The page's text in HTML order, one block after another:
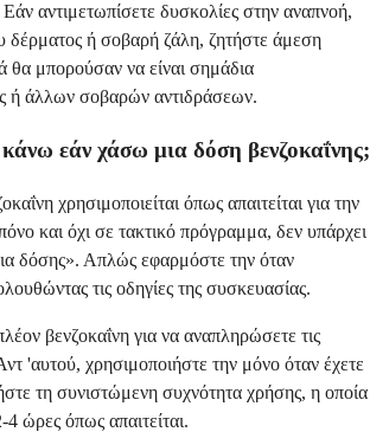
αντιμετωπίσετε δυσκολίες στην αναπνοή,
δέρματος ή σοβαρή ζάλη, ζητήστε άμεση
θα μπορούσαν να είναι σημάδια
ή άλλων σοβαρών αντιδράσεων.
εάν χάσω μια δόση βενζοκαΐνης;
χρησιμοποιείται όπως απαιτείται για την
και όχι σε τακτικό πρόγραμμα, δεν υπάρχει
δόσης». Απλώς εφαρμόστε την όταν
τις οδηγίες της συσκευασίας.
βενζοκαΐνη για να αναπληρώσετε τις
'αυτού, χρησιμοποιήστε την μόνο όταν έχετε
τη συνιστώμενη συχνότητα χρήσης, η οποία
ώρες όπως απαιτείται.